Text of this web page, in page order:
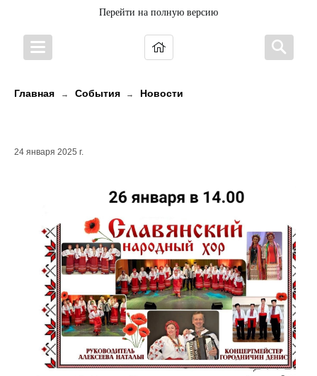
Перейти на полную версию
Главная → События → Новости
24 января 2025 г.